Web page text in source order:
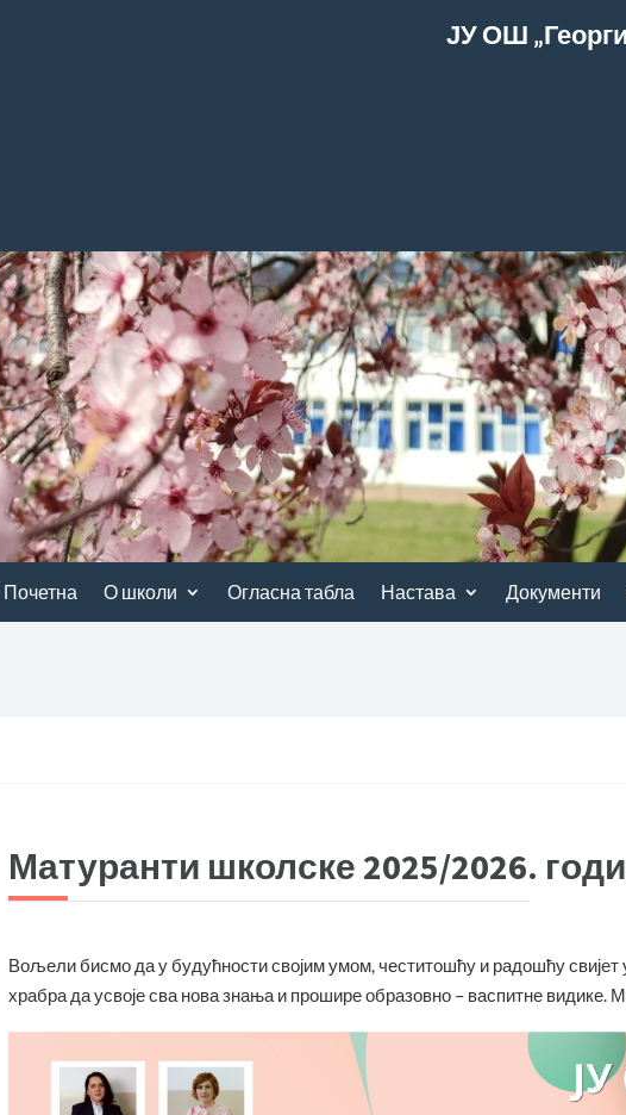
ЈУ ОШ
Почетна О школи Огласна табла Настава Документи
Матуранти школске 2025/2026.
Вољели бисмо да у будућности својим умом, честитошћу и радошћу
храбра да усвоје сва нова знања и прошире образовно – васпитне видике.